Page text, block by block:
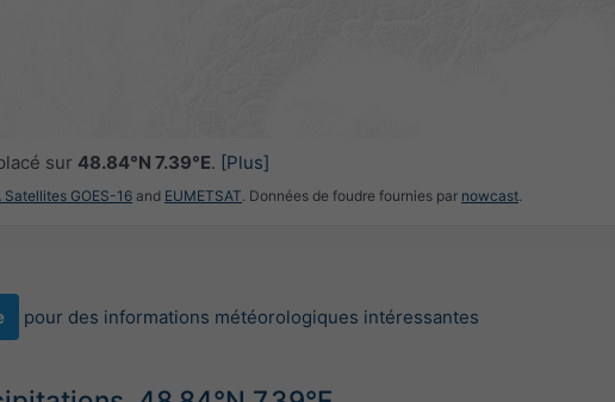
sur 48.84°N 7.39°E. [Plus]
Satellites GOES-16 and EUMETSAT. Données de foudre fournies par nowcast.
pour des informations météorologiques intéressantes